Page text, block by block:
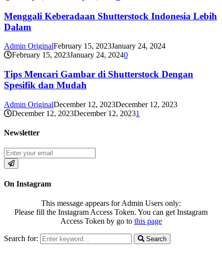
Menggali Keberadaan Shutterstock Indonesia Lebih
Dalam
Admin OriginalFebruary 15, 2023January 24, 2024
February 15, 2023January 24, 20240
Tips Mencari Gambar di Shutterstock Dengan
Spesifik dan Mudah
Admin OriginalDecember 12, 2023December 12, 2023
December 12, 2023December 12, 20231
Newsletter
On Instagram
This message appears for Admin Users only:
Please fill the Instagram Access Token. You can get Instagram
Access Token by go to this page
Search for: Search